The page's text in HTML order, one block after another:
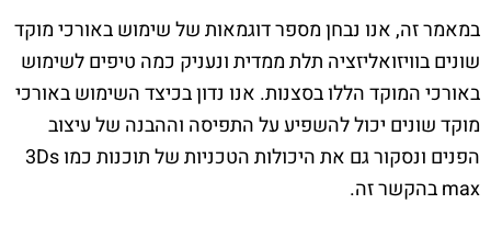
במאמר זה, אנו נבחן מספר דוגמאות של שימוש באורכי מוקד
שונים בוויזואליזציה תלת ממדית ונעניק כמה טיפים לשימוש
באורכי המוקד הללו בסצנות. אנו נדון בכיצד השימוש באורכי
מוקד שונים יכול להשפיע על התפיסה וההבנה של עיצוב
הפנים ונסקור גם את היכולות הטכניות של תוכנות כמו 3Ds
max בהקשר זה.